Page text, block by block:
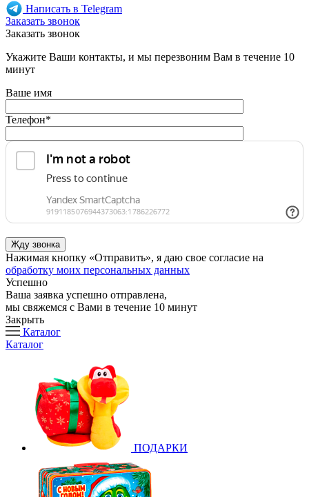
Написать в Telegram
Заказать звонок
Заказать звонок
Укажите Ваши контакты, и мы перезвоним Вам в течение 10
минут
Ваше имя
Телефон*
Нажимая кнопку «Отправить», я даю свое согласие на
обработку моих персональных данных
Успешно
Ваша заявка успешно отправлена,
мы свяжемся с Вами в течение 10 минут
Закрыть
Каталог
Каталог
ПОДАРКИ